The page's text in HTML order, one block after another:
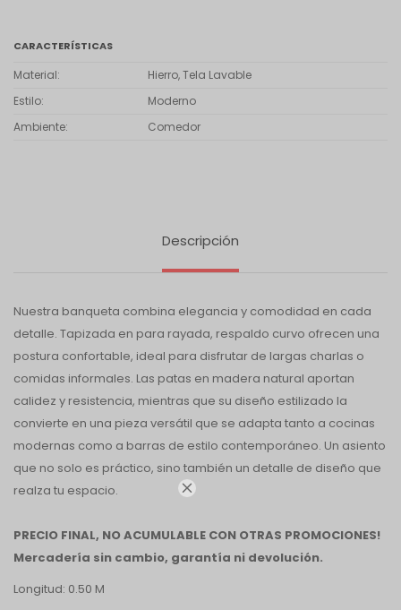

CARACTERÍSTICAS
Material
Hierro, Tela Lavable
Estilo
Moderno
Ambiente
Comedor
Descripción
Nuestra banqueta combina elegancia y comodidad en cada
detalle. Tapizada en para rayada, respaldo curvo ofrecen una
postura confortable, ideal para disfrutar de largas charlas o
comidas informales. Las patas en madera natural aportan
calidez y resistencia, mientras que su diseño estilizado la
convierte en una pieza versátil que se adapta tanto a cocinas
modernas como a barras de estilo contemporáneo. Un asiento
que no solo es práctico, sino también un detalle de diseño que
realza tu espacio.
PRECIO FINAL, NO ACUMULABLE CON OTRAS PROMOCIONES!
Mercadería sin cambio, garantía ni devolución.
Longitud: 0.50 M